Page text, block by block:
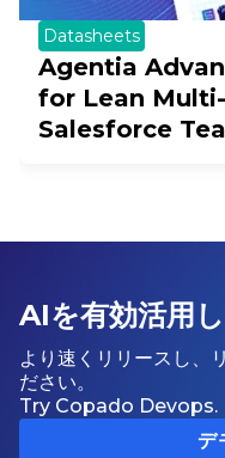
Datasheets
Agentia
for Lean
Salesforce
AIを有効活用
より速くリリースし、
ださい。
Try Copado Devops.
デ